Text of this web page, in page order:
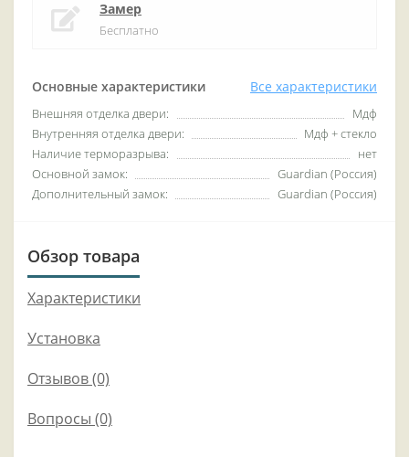
Основные характеристики Все характеристики
Внешняя отделка двери:
Мдф
Внутренняя отделка двери:
Мдф + стекло
Наличие терморазрыва:
нет
Основной замок:
Guardian (Россия)
Дополнительный замок:
Guardian (Россия)
Замер
Бесплатно
Обзор товара
Характеристики
Установка
Отзывов (0)
Вопросы (0)